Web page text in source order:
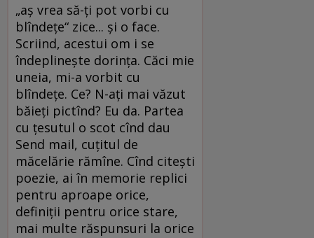
„aş vrea să-ţi pot vorbi cu
blîndeţe“ zice... şi o face.
Scriind, acestui om i se
îndeplineşte dorinţa. Căci mie
uneia, mi-a vorbit cu
blîndeţe. Ce? N-aţi mai văzut
băieţi pictînd? Eu da. Partea
cu ţesutul o scot cînd dau
Send mail, cuţitul de
măcelărie rămîne. Cînd citeşti
poezie, ai în memorie replici
pentru aproape orice,
definiţii pentru orice stare,
mai multe răspunsuri la orice